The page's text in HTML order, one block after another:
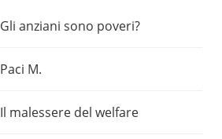
Gli anziani sono poveri?
Paci M.
Il malessere del welfare